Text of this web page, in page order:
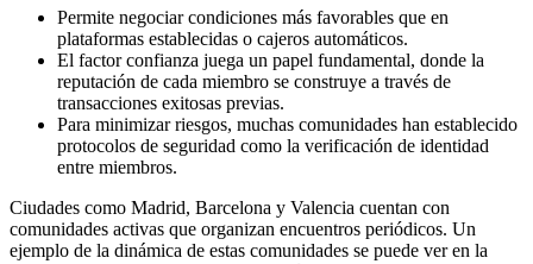
Permite negociar condiciones más favorables que en
plataformas establecidas o cajeros automáticos.
El factor confianza juega un papel fundamental, donde la
reputación de cada miembro se construye a través de
transacciones exitosas previas.
Para minimizar riesgos, muchas comunidades han establecido
protocolos de seguridad como la verificación de identidad
entre miembros.
Ciudades como Madrid, Barcelona y Valencia cuentan con
comunidades activas que organizan encuentros periódicos. Un
ejemplo de la dinámica de estas comunidades se puede ver en la